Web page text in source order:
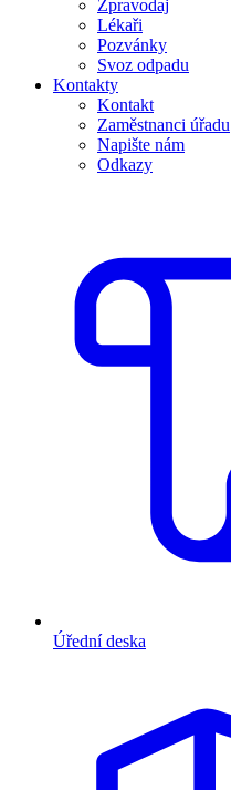
Zpravodaj
Lékaři
Pozvánky
Svoz odpadu
Kontakty
Kontakt
Zaměstnanci úřadu
Napište nám
Odkazy
Úřední deska